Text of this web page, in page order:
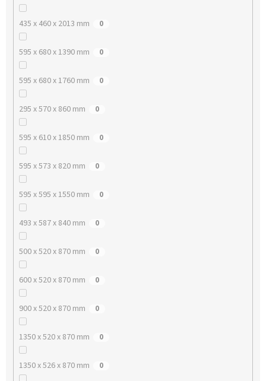
435 x 460 x 2013 mm 0
595 x 680 x 1390 mm 0
595 x 680 x 1760 mm 0
295 x 570 x 860 mm 0
595 x 610 x 1850 mm 0
595 x 573 x 820 mm 0
595 x 595 x 1550 mm 0
493 x 587 x 840 mm 0
500 x 520 x 870 mm 0
600 x 520 x 870 mm 0
900 x 520 x 870 mm 0
1350 x 520 x 870 mm 0
1350 x 526 x 870 mm 0